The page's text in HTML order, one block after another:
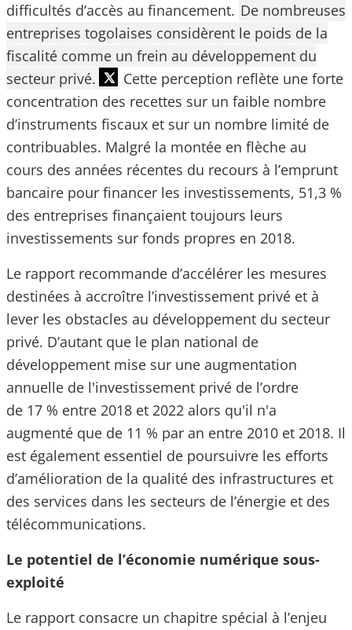
difficultés d’accès au financement. De nombreuses
entreprises togolaises considèrent le poids de la
fiscalité comme un frein au développement du
secteur privé.
Cette perception reflète une forte
concentration des recettes sur un faible nombre
d’instruments fiscaux et sur un nombre limité de
contribuables. Malgré la montée en flèche au
cours des années récentes du recours à l’emprunt
bancaire pour financer les investissements, 51,3 %
des entreprises finançaient toujours leurs
investissements sur fonds propres en 2018.
Le rapport recommande d’accélérer les mesures
destinées à accroître l’investissement privé et à
lever les obstacles au développement du secteur
privé. D’autant que le plan national de
développement mise sur une augmentation
annuelle de l'investissement privé de l’ordre
de 17 % entre 2018 et 2022 alors qu'il n'a
augmenté que de 11 % par an entre 2010 et 2018. Il
est également essentiel de poursuivre les efforts
d’amélioration de la qualité des infrastructures et
des services dans les secteurs de l’énergie et des
télécommunications.
Le potentiel de l’économie numérique sous-
exploité
Le rapport consacre un chapitre spécial à l’enjeu